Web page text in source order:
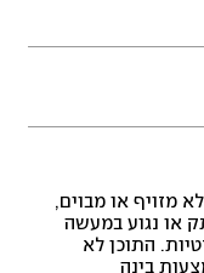
מזויף או מבוים,
או נגוע במעשה
התוכן לא
בינה